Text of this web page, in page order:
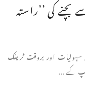
بچنے کی ’’راستہ
اور بروقت ٹریفک
کے ...